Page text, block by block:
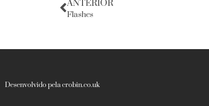
ANTERIOR
Flashes
Desenvolvido pela crobin.co.uk